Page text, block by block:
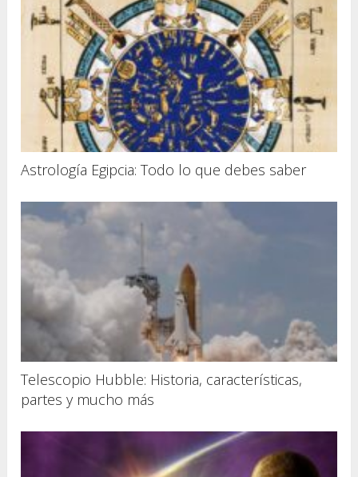
Astrología Egipcia: Todo lo que debes saber
Telescopio Hubble: Historia, características,
partes y mucho más